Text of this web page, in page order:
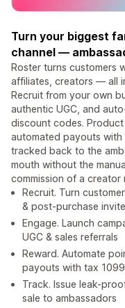
Turn your biggest
channel —
Roster turns customers
affiliates, creators — all
Recruit from your own
authentic UGC, and
discount codes.
automated payouts with
tracked back to the
mouth without the
commission of a creator
Recruit. Turn
& post-purchase invite
Engage. Launch
UGC & sales referrals
Reward. Automate
payouts with tax
Track. Issue leak-
sale to ambassadors